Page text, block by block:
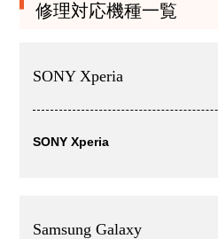
修理対応機種一覧
SONY Xperia
SONY Xperia
Samsung Galaxy